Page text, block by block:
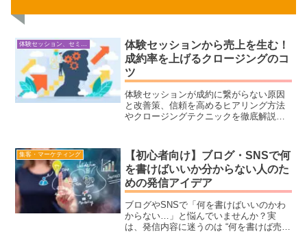
体験セッションから売上を生む！
成約率を上げるクロージングのコ
ツ
体験セッションが成約に繋がらない原因
と改善策、信頼を高めるヒアリング方法
やクロージングテクニックを徹底解説！
訣を紹介します。
集客・マーケティング
【初心者向け】ブログ・SNSで何
を書けばいいか分からない人のた
めの発信アイデア
ブログやSNSで「何を書けばいいのかわ
からない…」と悩んでいませんか？実
は、発信内容に迷うのは “何を書けば売れ